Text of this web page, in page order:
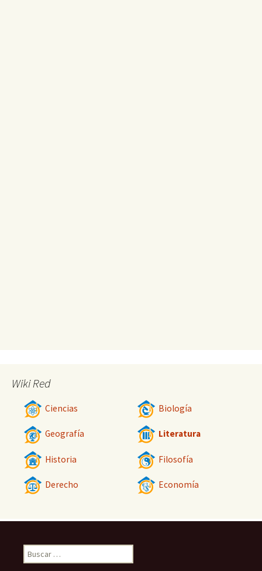
Wiki Red
Ciencias Biología
Geografía Literatura
Historia Filosofía
Derecho Economía
Buscar: